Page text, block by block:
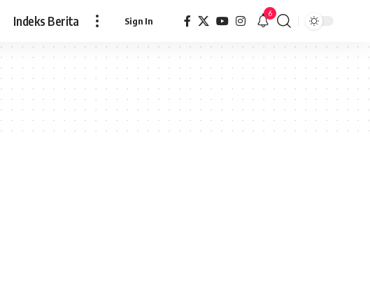
Indeks Berita Sign In
6